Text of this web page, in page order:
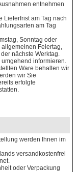
entnehmen
Lieferfrist am Tag nach
am Tag
Sonntag oder
Feiertag,
nächste Werktag.
informieren.
Ware behalten wir
wir Sie
erfolgte
werden Ihnen im
versandkostenfrei
oder Verpackung